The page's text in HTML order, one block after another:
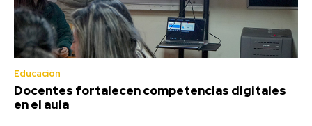
Educación
Docentes fortalecen competencias digitales
en el aula